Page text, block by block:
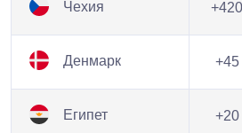
Чехия +420
Денмарк +45
Египет +20